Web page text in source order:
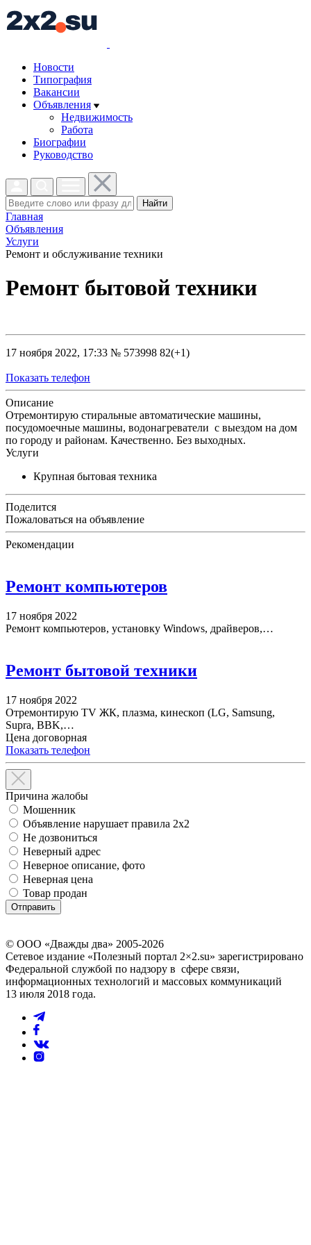
Новости
Типография
Вакансии
Объявления
Недвижимость
Работа
Биографии
Руководство
Найти
Главная
Объявления
Услуги
Ремонт и обслуживание техники
Ремонт бытовой техники
17 ноября 2022, 17:33 № 573998 82(+1)
Показать телефон
Описание
Отремонтирую стиральные автоматические машины,
посудомоечные машины, водонагреватели с выездом на дом
по городу и районам. Качественно. Без выходных.
Услуги
Крупная бытовая техника
Поделится
Пожаловаться на объявление
Рекомендации
Ремонт компьютеров
17 ноября 2022
Ремонт компьютеров, установку Windows, драйверов,…
Ремонт бытовой техники
17 ноября 2022
Отремонтирую TV ЖК, плазма, кинескоп (LG, Samsung,
Supra, BBK,…
Цена договорная
Показать телефон
Причина жалобы
Мошенник
Объявление нарушает правила 2x2
Не дозвониться
Неверный адрес
Неверное описание, фото
Неверная цена
Товар продан
© ООО «Дважды два» 2005-2026
Сетевое издание «Полезный портал 2×2.su» зарегистрировано
Федеральной службой по надзору в сфере связи,
информационных технологий и массовых коммуникаций
13 июля 2018 года.